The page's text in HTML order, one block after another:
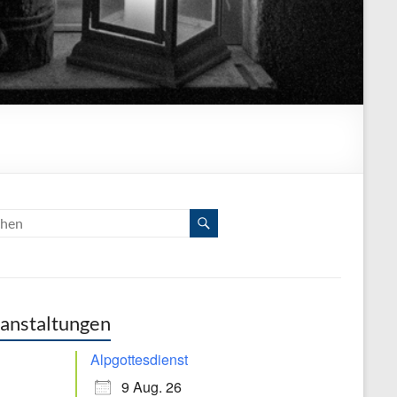
Alpgottesdienst
9 Aug. 26